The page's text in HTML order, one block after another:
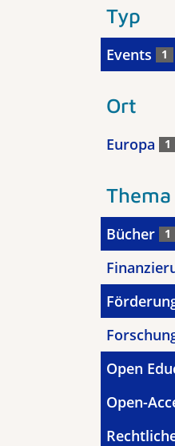
Typ
Events 1
Ort
Europa 1
Thema
Bücher 1
Open
Open-